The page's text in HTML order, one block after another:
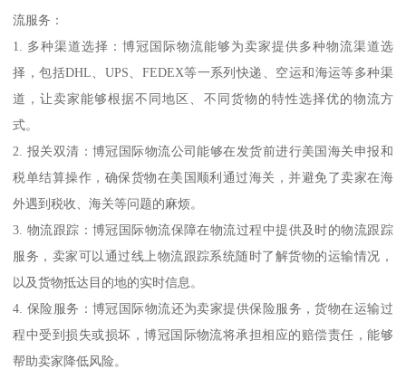
流服务：
1. 多种渠道选择：博冠国际物流能够为卖家提供多种物流渠道选
择，包括DHL、UPS、FEDEX等一系列快递、空运和海运等多种渠
道，让卖家能够根据不同地区、不同货物的特性选择优的物流方
式。
2. 报关双清：博冠国际物流公司能够在发货前进行美国海关申报和
税单结算操作，确保货物在美国顺利通过海关，并避免了卖家在海
外遇到税收、海关等问题的麻烦。
3. 物流跟踪：博冠国际物流保障在物流过程中提供及时的物流跟踪
服务，卖家可以通过线上物流跟踪系统随时了解货物的运输情况，
以及货物抵达目的地的实时信息。
4. 保险服务：博冠国际物流还为卖家提供保险服务，货物在运输过
程中受到损失或损坏，博冠国际物流将承担相应的赔偿责任，能够
帮助卖家降低风险。